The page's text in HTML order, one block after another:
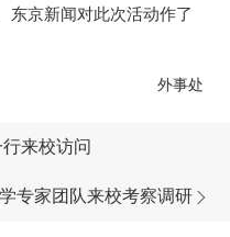
东京新闻对此次活动作了
外事处
来校访问
专家团队来校考察调研